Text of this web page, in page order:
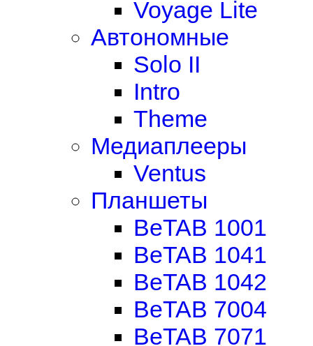
Voyage Lite
Автономные
Solo II
Intro
Theme
Медиаплееры
Ventus
Планшеты
BeTAB 1001
BeTAB 1041
BeTAB 1042
BeTAB 7004
BeTAB 7071